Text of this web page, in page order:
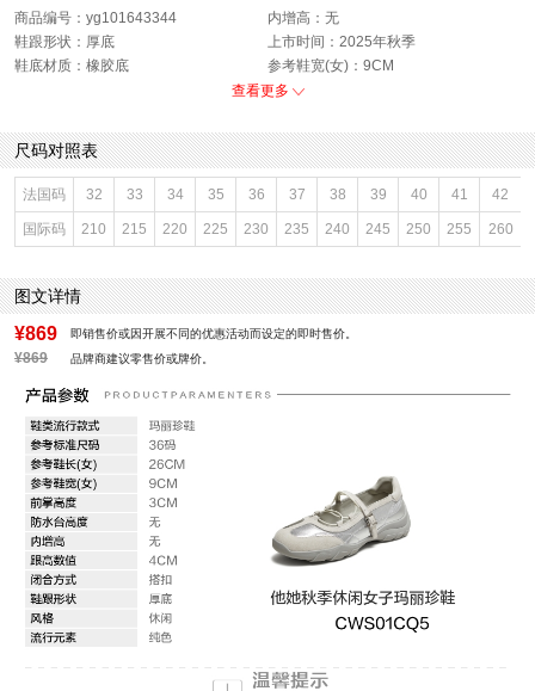
商品编号：yg101643344
内增高：无
鞋跟形状：厚底
上市时间：2025年秋季
鞋底材质：橡胶底
参考鞋宽(女)：9CM
鞋类流行款式：玛丽珍鞋
前掌高度：3CM
款式季节：秋季
配跟：无
鞋垫材质：人造革
鞋头款式：圆头
鞋面材质：猪剖层革,羊皮革
鞋面图案：纯色
参考鞋长(女)：26CM
制鞋工艺：胶贴皮鞋
跟高数值：4CM
里料材质：人造革
防水台高度：无
风格：休闲
查看更多
尺码对照表
法国码 32 33 34 35 36 37 38 39 40 41 42
国际码 210 215 220 225 230 235 240 245 250 255 260
图文详情
¥869 即销售价或因开展不同的优惠活动而设定的即时售价。
¥869 品牌商建议零售价或牌价。